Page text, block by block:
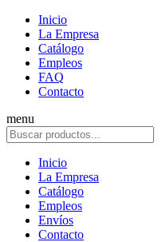
Inicio
La Empresa
Catálogo
Empleos
FAQ
Contacto
menu
Inicio
La Empresa
Catálogo
Empleos
Envíos
Contacto